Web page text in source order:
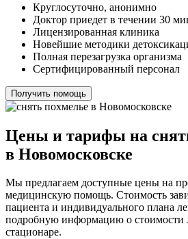
Круглосуточно, анонимно
Доктор приедет в течении 30
Лицензированная клиника
Новейшие методики
Полная перезагрузка организма
Сертифицированный персонал
Получить помощь
Цены и тарифы на
в Новомосковске
Мы предлагаем доступные цены на
медицинскую помощь. Стоимость
пациента и индивидуального плана
подробную информацию о стоимости
стационаре.